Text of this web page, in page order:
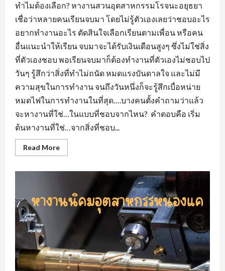
ทำไมต้องเลือก? หางานสวนอุตสาหกรรมโรจนะอยุธยา
เชื่อว่าหลายคนเรียนจบมา โดยไม่รู้ตัวเองเลยว่าชอบอะไร
อยากทำงานอะไร ตัดสินใจเลือกเรียนตามเพื่อน หรือคน
อื่นแนะนำให้เรียน จบมาจะได้รับเงินเดือนสูงๆ ซึ่งไม่ใช่สิ่ง
ที่ตัวเองชอบ พอเรียนจบมาก็ต้องทำงานที่ตัวเองไม่ชอบไป
วันๆ รู้สึกว่าสิ่งที่ทำไม่ถนัด หมดแรงบันดาลใจ และไม่มี
ความสุขในการทำงาน จนถึงวันหนึ่งก็จะรู้สึกเบื่อหน่าย
หมดไฟในการทำงานในที่สุด….บางคนตั้งคำถามว่าแล้ว
จะหางานที่ใช่…ในแบบที่ชอบจากไหน? คำตอบคือ เริ่ม
ต้นหางานที่ใช่…จากสิ่งที่ชอบ...
Read MoreRead
more
ใน
แบบ
งาน
สวน
อุตสาหกรรม
โรจ
นะ
อยุธยา